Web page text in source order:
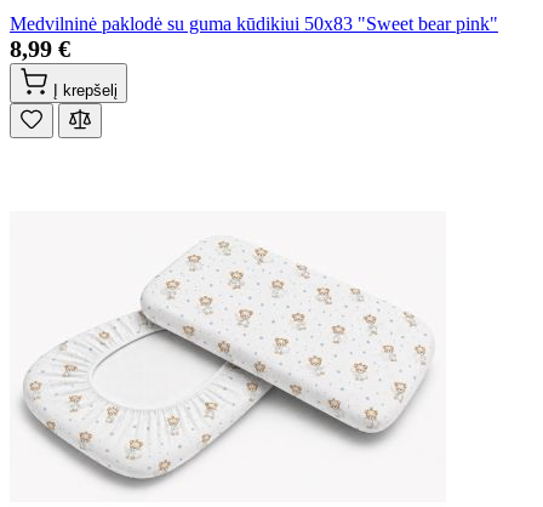
Medvilninė paklodė su guma kūdikiui 50x83 "Sweet bear pink"
8,99 €
Į krepšelį